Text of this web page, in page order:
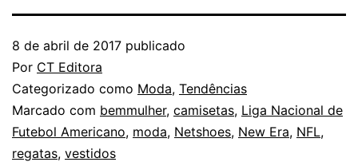
8 de abril de 2017 publicado
Por CT Editora
Categorizado como Moda, Tendências
Marcado com bemmulher, camisetas, Liga Nacional de
Futebol Americano, moda, Netshoes, New Era, NFL,
regatas, vestidos